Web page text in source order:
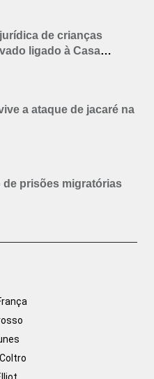
de crianças
ligado à Casa
a ataque de jacaré na
de prisões migratórias